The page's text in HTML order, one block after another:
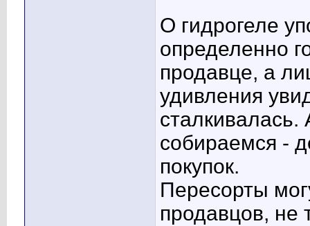
О гидрогеле
определенно
продавце, а
удивления
сталкивалась.
собираемся -
покупок.
Пересорты
продавцов, не